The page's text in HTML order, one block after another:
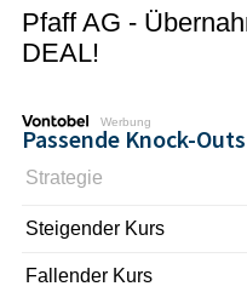
Pfaff AG -
DEAL!
Werbung
Passende Knock-Outs
Strategie
Steigender Kurs
Fallender Kurs